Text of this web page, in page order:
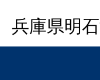
兵庫県明